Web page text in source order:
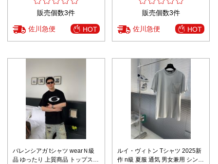
販売個数3件
佐川急便 HOT
販売個数3件
佐川急便 HOT
バレンシアガ tシャツ wearＮ級
品 ゆったり 上質商品 トップス
ルイ・ヴィトン Tシャツ 2025新
作 n級 夏服 通気 男女兼用 シンプ